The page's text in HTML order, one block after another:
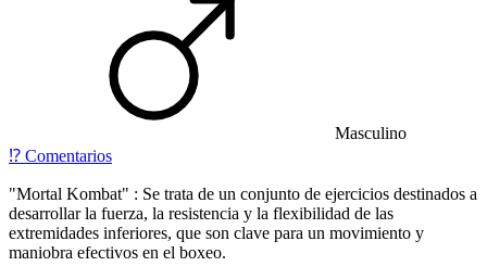
Masculino
⁉️ Comentarios
"Mortal Kombat" : Se trata de un conjunto de ejercicios destinados a
desarrollar la fuerza, la resistencia y la flexibilidad de las
extremidades inferiores, que son clave para un movimiento y
maniobra efectivos en el boxeo.